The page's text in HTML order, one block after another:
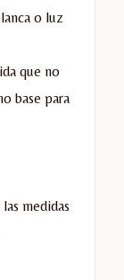
o luz
que no
base para
medidas